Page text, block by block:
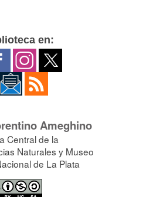
en:
Ameghino
Central de la
Naturales y Museo
de La Plata